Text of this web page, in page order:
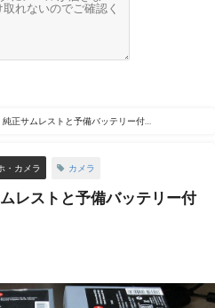
純正サムレストと予備バッテリー付
・カメラ カメラ
レストと予備バッテリー付